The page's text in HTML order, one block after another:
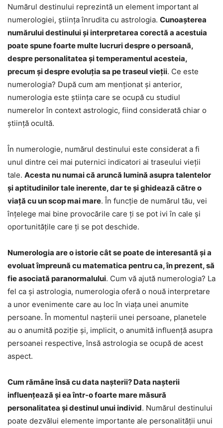
Numărul destinului reprezintă un element important al
numerologiei, știința înrudita cu astrologia. Cunoașterea
numărului destinului și interpretarea corectă a acestuia
poate spune foarte multe lucruri despre o persoană,
despre personalitatea și temperamentul acesteia,
precum și despre evoluția sa pe traseul vieții. Ce este
numerologia? După cum am menționat și anterior,
numerologia este știința care se ocupă cu studiul
numerelor în context astrologic, fiind considerată chiar o
știință ocultă.
În numerologie, numărul destinului este considerat a fi
unul dintre cei mai puternici indicatori ai traseului vieții
tale. Acesta nu numai că aruncă lumină asupra talentelor
și aptitudinilor tale inerente, dar te și ghidează către o
viață cu un scop mai mare. În funcție de numărul tău, vei
înțelege mai bine provocările care ți se pot ivi în cale și
oportunitățile care ți se pot deschide.
Numerologia are o istorie cât se poate de interesantă și a
evoluat împreună cu matematica pentru ca, în prezent, să
fie asociată paranormalului. Cum vă ajută numerologia? La
fel ca și astrologia, numerologia oferă o nouă interpretare
a unor evenimente care au loc în viața unei anumite
persoane. În momentul nașterii unei persoane, planetele
au o anumită poziție și, implicit, o anumită influență asupra
persoanei respective, însă astrologia se ocupă de acest
aspect.
Cum rămâne însă cu data nașterii? Data nașterii
influențează și ea într-o foarte mare măsură
personalitatea și destinul unui individ. Numărul destinului
poate dezvălui elemente importante ale personalității unui